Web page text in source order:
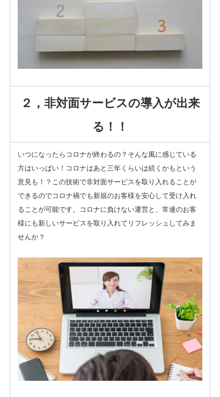
２，非対面サービスの導入が出来
る！！
いつになったらコロナが終わるの？そんな風に感じている
方はいっぱい！コロナはあと三年くらいは続くかもという
意見も！？この技術で非対面サービスを取り入れることが
できるのでコロナ禍でも新規のお客様を安心して受け入れ
ることが可能です。コロナに負けない運営と、常連のお客
様にも新しいサービスを取り入れてリフレッシュしてみま
せんか？